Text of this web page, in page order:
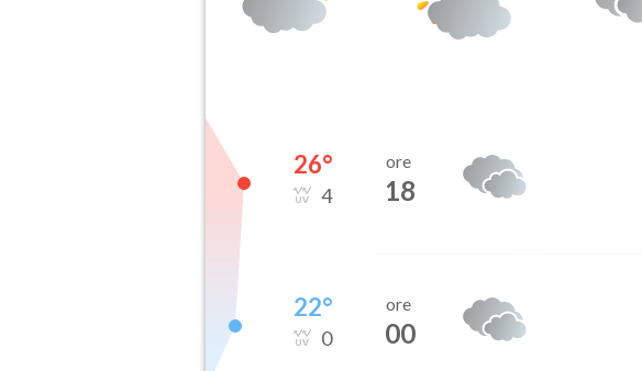
26°
4
ore
18
22°
0
ore
00